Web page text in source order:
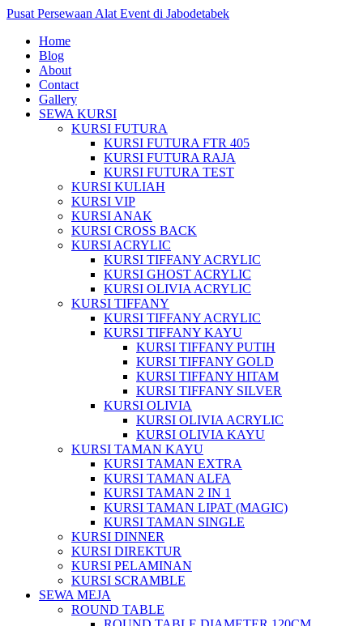
Pusat Persewaan Alat Event di Jabodetabek
Home
Blog
About
Contact
Gallery
SEWA KURSI
KURSI FUTURA
KURSI FUTURA FTR 405
KURSI FUTURA RAJA
KURSI FUTURA TEST
KURSI KULIAH
KURSI VIP
KURSI ANAK
KURSI CROSS BACK
KURSI ACRYLIC
KURSI TIFFANY ACRYLIC
KURSI GHOST ACRYLIC
KURSI OLIVIA ACRYLIC
KURSI TIFFANY
KURSI TIFFANY ACRYLIC
KURSI TIFFANY KAYU
KURSI TIFFANY PUTIH
KURSI TIFFANY GOLD
KURSI TIFFANY HITAM
KURSI TIFFANY SILVER
KURSI OLIVIA
KURSI OLIVIA ACRYLIC
KURSI OLIVIA KAYU
KURSI TAMAN KAYU
KURSI TAMAN EXTRA
KURSI TAMAN ALFA
KURSI TAMAN 2 IN 1
KURSI TAMAN LIPAT (MAGIC)
KURSI TAMAN SINGLE
KURSI DINNER
KURSI DIREKTUR
KURSI PELAMINAN
KURSI SCRAMBLE
SEWA MEJA
ROUND TABLE